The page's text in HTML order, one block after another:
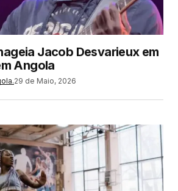
Jacob Desvarieux em
Angola
29 de Maio, 2026